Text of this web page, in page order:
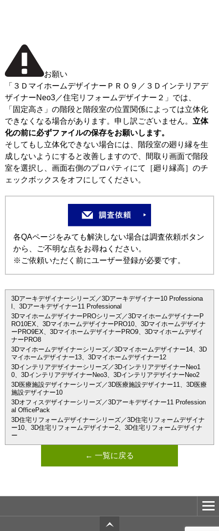
お願い
「３ＤマイホームデザイナーＰＲＯ９／３Ｄインテリアデ
ザイナーNeo3／住宅リフォームデザイナー２」では、
「固定高さ」の階段と階段室の位置関係によっては立体化
できなくなる場合があります。申し訳ございません。 立体
化の前に必ずファイルの保存をお願いします。
そしてもし立体化できない場合には、階段室の廻り縁を生
成しないようにすると改善しますので、間取り画面で階段
室を選択し、画面右側のプロパティにて［廻り縁高］のチ
ェックボックスをオフにしてください。
各QAページをみても解決しない場合は調査依頼ボタン
から、ご不明な点をお尋ねください。
※ご依頼いただく前にユーザー登録が必要です。
3Dアーキデザイナーシリーズ／3Dアーキデザイナー10 Professiona
l、3Dアーキデザイナー11 Professional
3DマイホームデザイナーPROシリーズ／3DマイホームデザイナーP
RO10EX、3DマイホームデザイナーPRO10、3Dマイホームデザイナ
ーPRO9EX、3DマイホームデザイナーPRO9、3Dマイホームデザイ
ナーPRO8
3Dマイホームデザイナーシリーズ／3Dマイホームデザイナー14、3D
マイホームデザイナー13、3Dマイホームデザイナー12
3Dインテリアデザイナーシリーズ／3DインテリアデザイナーNeo1
0、3DインテリアデザイナーNeo3、3DインテリアデザイナーNeo2
3D医療施設デザイナーシリーズ／3D医療施設デザイナー11、3D医療
施設デザイナー10
3Dオフィスデザイナーシリーズ／3Dアーキデザイナー11 Profession
al OfficePack
3D住宅リフォームデザイナーシリーズ／3D住宅リフォームデザイナ
ー10、3D住宅リフォームデザイナー2、3D住宅リフォームデザイナ
ー
← 一覧に戻る